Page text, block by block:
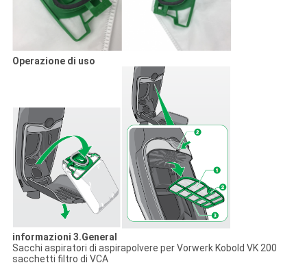
Operazione di uso
informazioni 3.General
Sacchi aspiratori di aspirapolvere per Vorwerk Kobold VK 200
sacchetti filtro di VCA